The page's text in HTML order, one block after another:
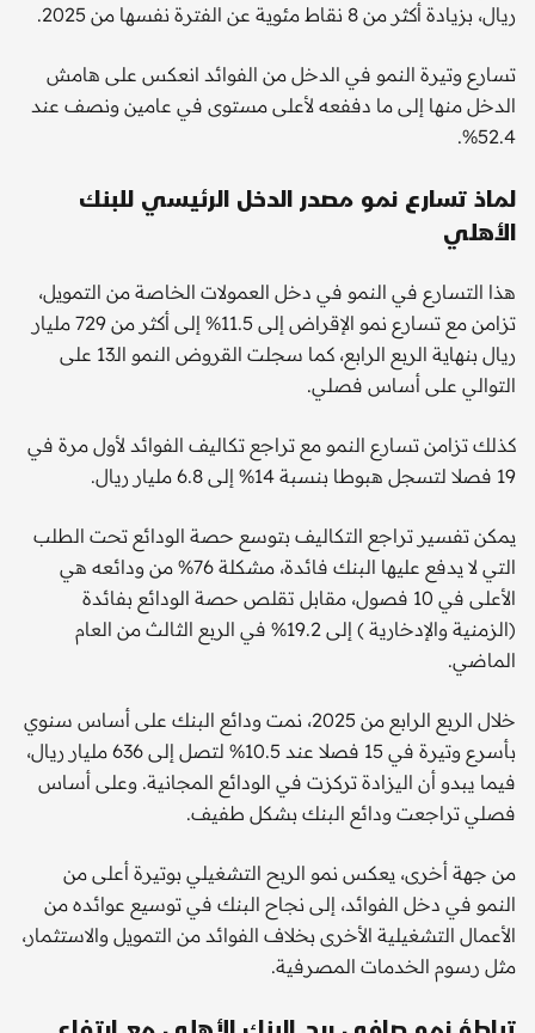
ريال، بزيادة أكثر من 8 نقاط مئوية عن الفترة نفسها من 2025.
تسارع وتيرة النمو في الدخل من الفوائد انعكس على هامش
الدخل منها إلى ما دففعه لأعلى مستوى في عامين ونصف عند
52.4%.
لماذ تسارع نمو مصدر الدخل الرئيسي للبنك
الأهلي
هذا التسارع في النمو في دخل العمولات الخاصة من التمويل،
تزامن مع تسارع نمو الإقراض إلى 11.5% إلى أكثر من 729 مليار
ريال بنهاية الربع الرابع، كما سجلت القروض النمو الـ13 على
التوالي على أساس فصلي.
كذلك تزامن تسارع النمو مع تراجع تكاليف الفوائد لأول مرة في
19 فصلا لتسجل هبوطا بنسبة 14% إلى 6.8 مليار ريال.
يمكن تفسير تراجع التكاليف بتوسع حصة الودائع تحت الطلب
التي لا يدفع عليها البنك فائدة، مشكلة 76% من ودائعه هي
الأعلى في 10 فصول، مقابل تقلص حصة الودائع بفائدة
(الزمنية والإدخارية ) إلى 19.2% في الربع الثالث من العام
الماضي.
خلال الربع الرابع من 2025، نمت ودائع البنك على أساس سنوي
بأسرع وتيرة في 15 فصلا عند 10.5% لتصل إلى 636 مليار ريال،
فيما يبدو أن اليزادة تركزت في الودائع المجانية. وعلى أساس
فصلي تراجعت ودائع البنك بشكل طفيف.
من جهة أخرى، يعكس نمو الربح التشغيلي بوتيرة أعلى من
النمو في دخل الفوائد، إلى نجاح البنك في توسيع عوائده من
الأعمال التشغيلية الأخرى بخلاف الفوائد من التمويل والاستثمار،
مثل رسوم الخدمات المصرفية.
تباطؤ نمو صافي ربح البنك الأهلي مع ارتفاع